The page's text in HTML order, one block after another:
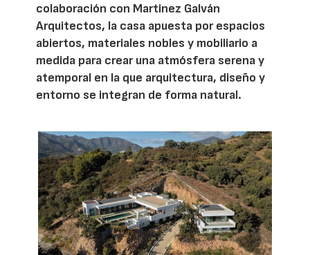
colaboración con Martinez Galván
Arquitectos, la casa apuesta por espacios
abiertos, materiales nobles y mobiliario a
medida para crear una atmósfera serena y
atemporal en la que arquitectura, diseño y
entorno se integran de forma natural.